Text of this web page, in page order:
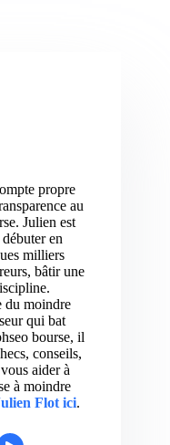
propre
au
Julien est
en
milliers
bâtir une
du moindre
qui bat
bourse, il
conseils,
aider à
à moindre
Flot ici.